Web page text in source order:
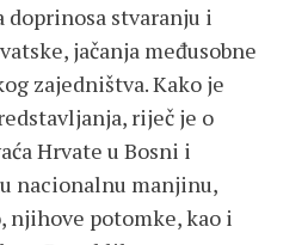
doprinosa stvaranju i
jačanja međusobne
zajedništva. Kako je
riječ je o
Hrvate u Bosni i
nacionalnu manjinu,
potomke, kao i